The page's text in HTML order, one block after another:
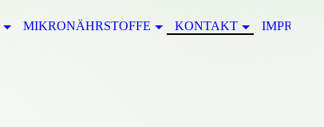
MIKRONÄHRSTOFFE KONTAKT